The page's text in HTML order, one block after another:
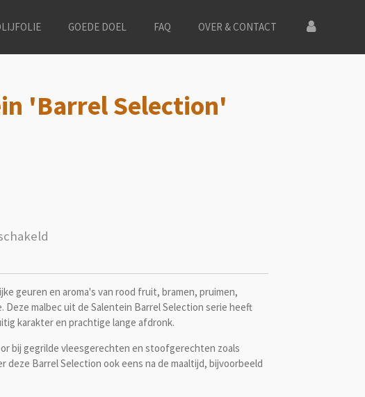
GOEDE DOEL FAQ OVER & CONTACT
'Barrel Selection'
geuren en aroma's van rood fruit, bramen, pruimen,
Deze malbec uit de Salentein Barrel Selection serie heeft
karakter en prachtige lange afdronk.
bij gegrilde vleesgerechten en stoofgerechten zoals
deze Barrel Selection ook eens na de maaltijd, bijvoorbeeld